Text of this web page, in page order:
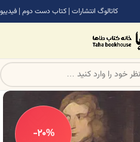
کاتالوگ انتشارات | کتاب دست دوم | فیدیبو
-20%